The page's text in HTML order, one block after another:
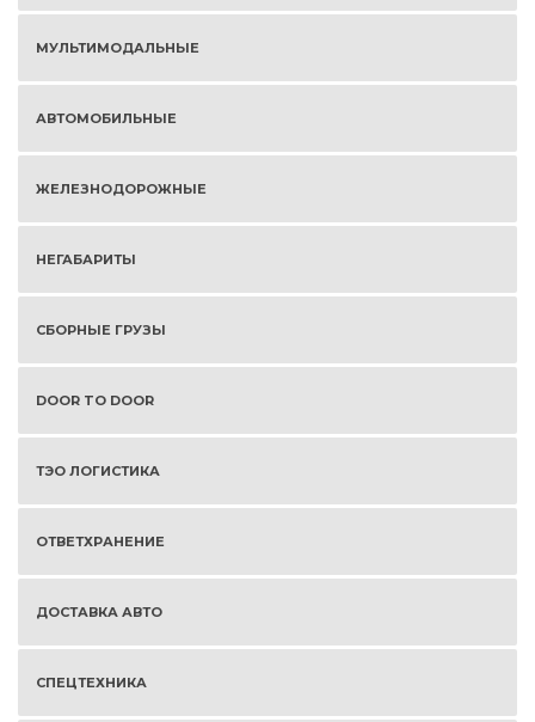
МУЛЬТИМОДАЛЬНЫЕ
АВТОМОБИЛЬНЫЕ
ЖЕЛЕЗНОДОРОЖНЫЕ
НЕГАБАРИТЫ
СБОРНЫЕ ГРУЗЫ
DOOR TO DOOR
ТЭО ЛОГИСТИКА
ОТВЕТХРАНЕНИЕ
ДОСТАВКА АВТО
СПЕЦТЕХНИКА